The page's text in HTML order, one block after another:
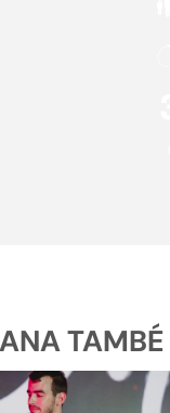
TAMBÉ